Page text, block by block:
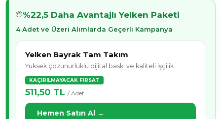
📦%22,5 Daha Avantajlı Yelken Paketi
4 Adet ve Üzeri Alımlarda Geçerli Kampanya
Yelken Bayrak Tam Takım
Yüksek çözünürlüklü dijital baskı ve kaliteli işçilik.
KAÇIRILMAYACAK FIRSAT
511,50 TL / Adet
Hemen Satın Al →